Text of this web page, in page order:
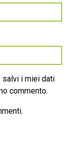
salvi i miei dati
commento.